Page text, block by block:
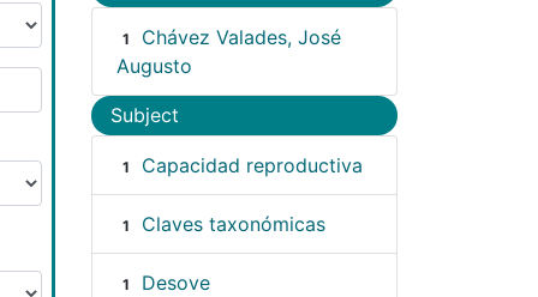
1
Chávez Valades, José
Augusto
Subject
1 Capacidad reproductiva
1 Claves taxonómicas
1 Desove